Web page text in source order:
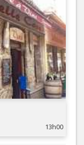
13h00